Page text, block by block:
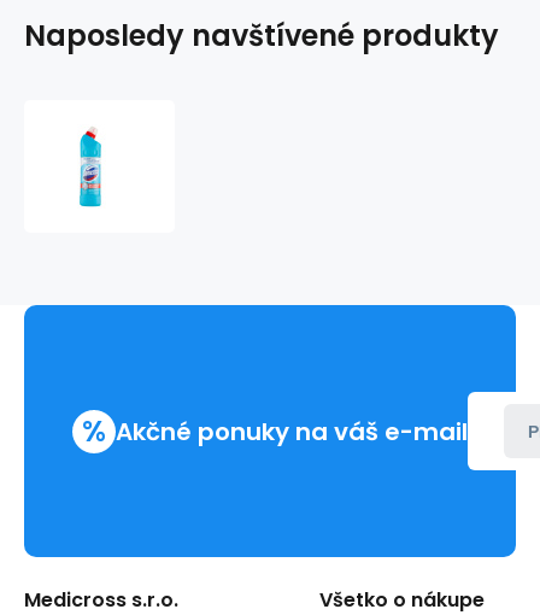
Naposledy navštívené produkty
% Akčné ponuky na váš e-mail
Medicross s.r.o. Všetko o nákupe